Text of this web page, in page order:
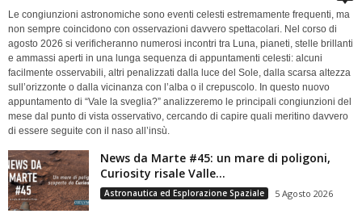
Le congiunzioni astronomiche sono eventi celesti estremamente frequenti, ma
non sempre coincidono con osservazioni davvero spettacolari. Nel corso di
agosto 2026 si verificheranno numerosi incontri tra Luna, pianeti, stelle brillanti
e ammassi aperti in una lunga sequenza di appuntamenti celesti: alcuni
facilmente osservabili, altri penalizzati dalla luce del Sole, dalla scarsa altezza
sull’orizzonte o dalla vicinanza con l’alba o il crepuscolo. In questo nuovo
appuntamento di “Vale la sveglia?” analizzeremo le principali congiunzioni del
mese dal punto di vista osservativo, cercando di capire quali meritino davvero
di essere seguite con il naso all’insù.
News da Marte #45: un mare di poligoni,
Curiosity risale Valle...
Astronautica ed Esplorazione Spaziale 5 Agosto 2026